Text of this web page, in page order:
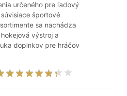
určeného pre ľadový
športové
sa nachádza
výstroj a
doplnkov pre hráčov